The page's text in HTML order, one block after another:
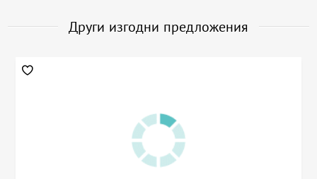
Други изгодни предложения